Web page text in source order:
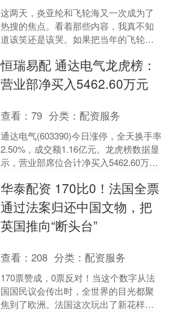
这两天，炎亚纶和飞轮海又一次成为了
热搜的焦点。看着那些内容，我真不知
道该笑还是该哭。如果把当年的飞轮海
喜感和怀旧的趣味；可时间....
恒瑞易配 通达电气龙虎榜：
营业部净买入5462.60万元
查看：79 分类：配资服务
通达电气(603390)今日涨停，全天换手率
2.50%，成交额1.16亿元。龙虎榜数据显
示，营业部席位合计净买入5462.60万
华泰配资 170比0！法国全票
通过法案归还中国文物，把
英国推向“断头台”
查看：208 分类：配资服务
170票赞成，0票反对！当这个数字从法
国国民议会传出时，全世界的目光都聚
焦到了欧洲。法国这次玩出了新花样，